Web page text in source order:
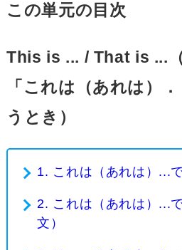
この単元の目次
This is ... / That is ...
「これは（あれは）
うとき）
1. これは（あれは）...
2. これは（あれは）...
文）